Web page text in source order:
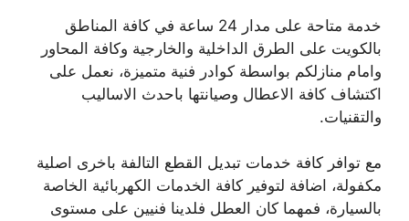
خدمة متاحة على مدار 24 ساعة في كافة المناطق
بالكويت على الطرق الداخلية والخارجية وكافة المحاور
وامام منازلكم بواسطة كوادر فنية متميزة، نعمل على
اكتشاف كافة الاعطال وصيانتها باحدث الاساليب
والتقنيات.
مع توافر كافة خدمات تبديل القطع التالفة باخرى اصلية
مكفولة، اضافة لتوفير كافة الخدمات الكهربائية الخاصة
بالسيارة، فمهما كان العطل فلدينا فنيين على مستوى